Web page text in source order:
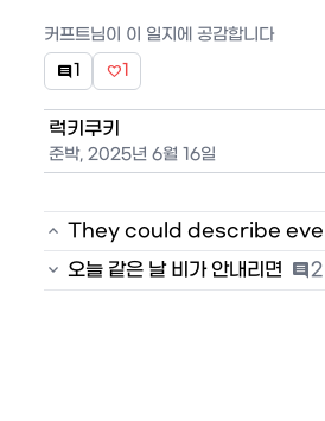
커프트님이 이 일지에 공감합니다
1 1
럭키쿠키
준박, 2025년 6월 16일
 They could describe
 오늘 같은 날 비가 안내리면 2